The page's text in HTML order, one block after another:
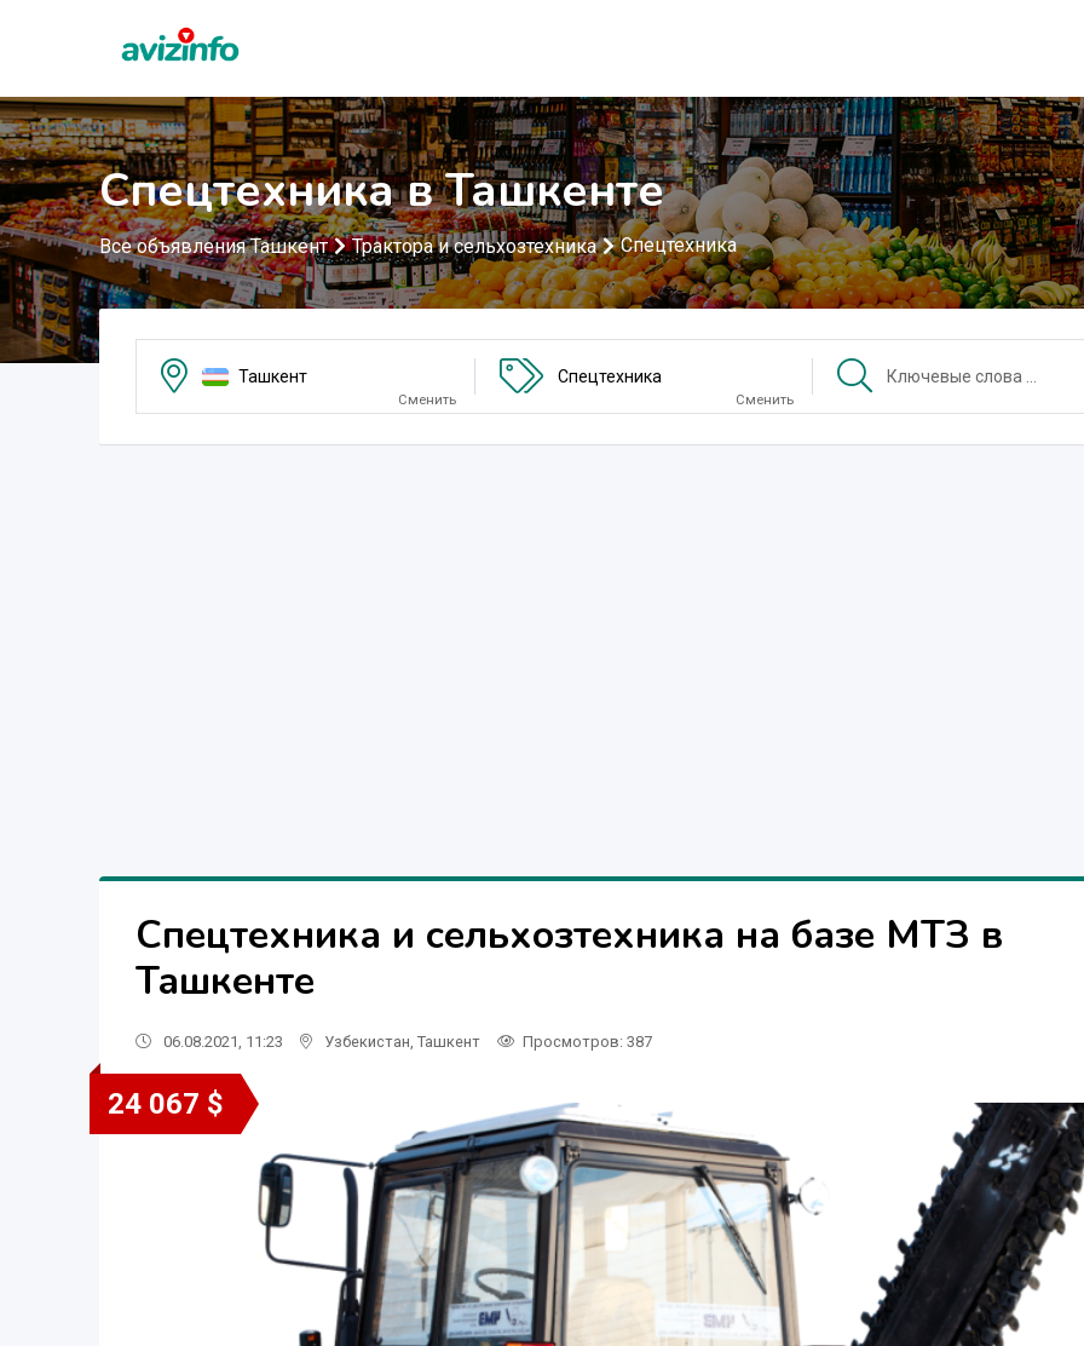
Спецтехника в Ташкенте
Все объявления Ташкент Трактора и сельхозтехника Спецтехника
Ташкент
Сменить
Спецтехника
Сменить
Спецтехника и сельхозтехника на базе МТЗ в
Ташкенте
06.08.2021, 11:23 Узбекистан Ташкент Просмотров: 387
24 067 $